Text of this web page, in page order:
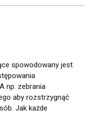
spowodowany jest
np. zebrania
aby rozstrzygnąć
Jak każde